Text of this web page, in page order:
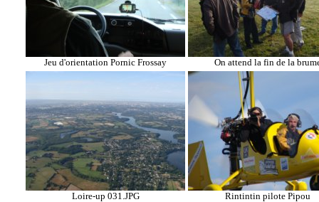
Jeu d'orientation Pornic Frossay On attend la fin de la
Loire-up 031.JPG Rintintin pilote Pipou